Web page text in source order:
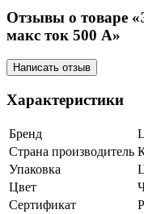
Отзывы о товаре
макс ток 500 А»
Написать отзыв
Характеристики
Бренд
Страна производитель
Упаковка
Цвет
Сертификат